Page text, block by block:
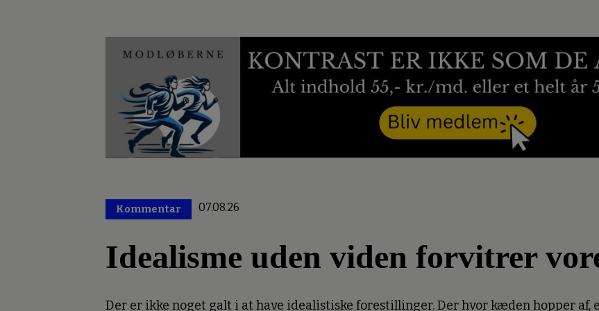
Kommentar 07.08.26
Idealisme uden viden forvitrer
Der er ikke noget galt i at have idealistiske forestillinger. Der hvor kæden hopper